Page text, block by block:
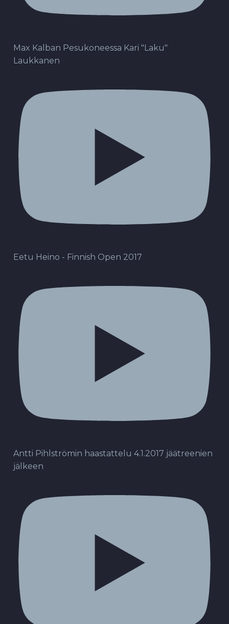
Max Kalban Pesukoneessa Kari "Laku"
Laukkanen
Eetu Heino - Finnish Open 2017
Antti Pihlströmin haastattelu 4.1.2017 jäätreenien
jälkeen